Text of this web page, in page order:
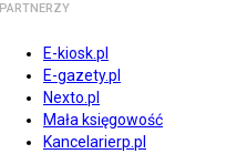
PARTNERZY
E-kiosk.pl
E-gazety.pl
Nexto.pl
Mała księgowość
Kancelarierp.pl